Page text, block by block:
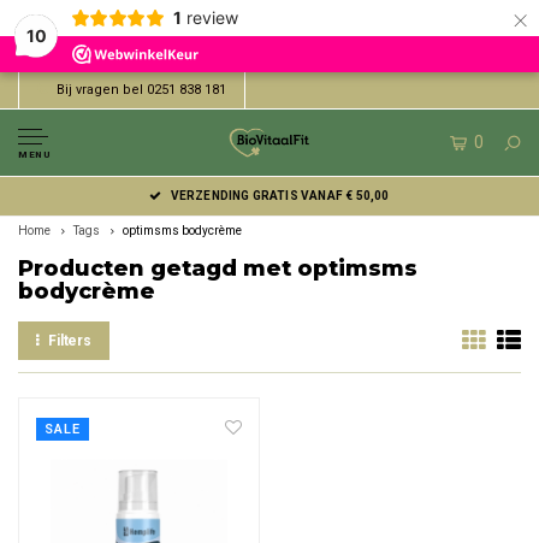
10
1 review ×
Bij vragen bel 0251 838 181
MENU
0
VERZENDING GRATIS VANAF € 50,00
Home Tags optimsms bodycrème
Producten getagd met optimsms
bodycrème
Filters
SALE